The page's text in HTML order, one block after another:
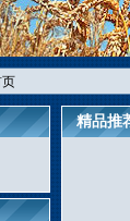
精品推